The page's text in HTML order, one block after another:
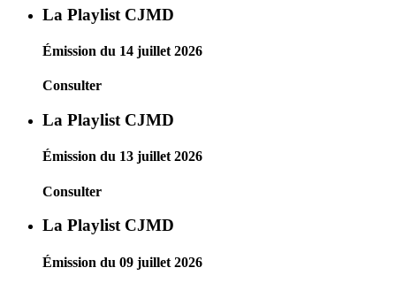
La Playlist CJMD
Émission du 14 juillet 2026
Consulter
La Playlist CJMD
Émission du 13 juillet 2026
Consulter
La Playlist CJMD
Émission du 09 juillet 2026